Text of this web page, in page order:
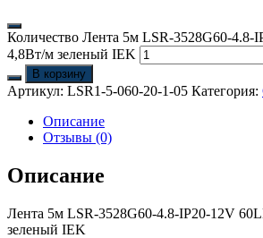
Количество Лента 5м LSR-3528G60-4.8-
4,8Вт/м зеленый IEK
В корзину
Артикул: LSR1-5-060-20-1-05 Категория:
Описание
Отзывы (0)
Описание
Лента 5м LSR-3528G60-4.8-IP20-12V
зеленый IEK